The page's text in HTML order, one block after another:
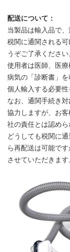
配送について：
当製品は輸入品で
税関に通関される
うぞご了承ください
使用者は医師、医
病気の「診断書」
個人輸入する必要性
なお、通関手続き
協力しますが、お
社の責任とは認めら
どうしても税関に
ら再配送は可能で
させていただきます